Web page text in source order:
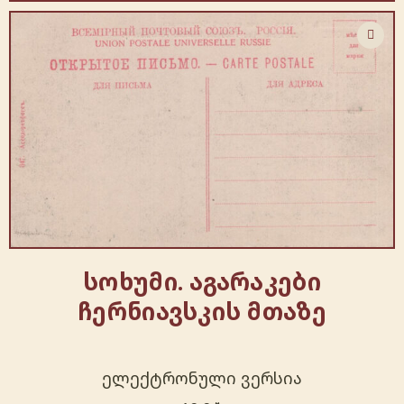
სოხუმი. აგარაკები
ჩერნიავსკის მთაზე
ელექტრონული ვერსია